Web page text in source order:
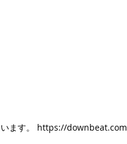
います。 https://downbeat.com